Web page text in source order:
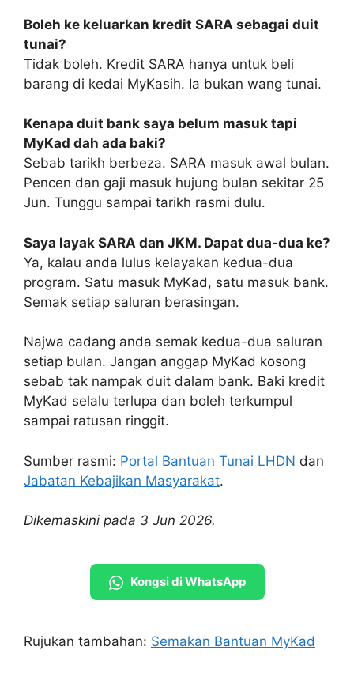
Boleh ke keluarkan kredit SARA sebagai duit
tunai?
Tidak boleh. Kredit SARA hanya untuk beli
barang di kedai MyKasih. Ia bukan wang tunai.
Kenapa duit bank saya belum masuk tapi
MyKad dah ada baki?
Sebab tarikh berbeza. SARA masuk awal bulan.
Pencen dan gaji masuk hujung bulan sekitar 25
Jun. Tunggu sampai tarikh rasmi dulu.
Saya layak SARA dan JKM. Dapat dua-dua ke?
Ya, kalau anda lulus kelayakan kedua-dua
program. Satu masuk MyKad, satu masuk bank.
Semak setiap saluran berasingan.
Najwa cadang anda semak kedua-dua saluran
setiap bulan. Jangan anggap MyKad kosong
sebab tak nampak duit dalam bank. Baki kredit
MyKad selalu terlupa dan boleh terkumpul
sampai ratusan ringgit.
Sumber rasmi: Portal Bantuan Tunai LHDN dan
Jabatan Kebajikan Masyarakat.
Dikemaskini pada 3 Jun 2026.
Kongsi di WhatsApp
Rujukan tambahan: Semakan Bantuan MyKad